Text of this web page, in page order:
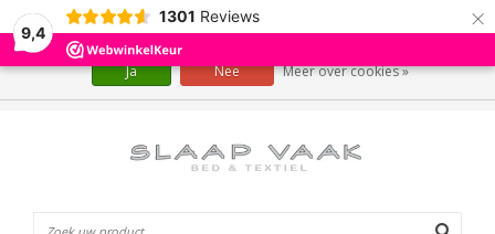
9,4
1301 Reviews ×
Wij slaan cookies op om onze website te verbeteren. Is dat akkoord?
Ja Nee Meer over cookies »